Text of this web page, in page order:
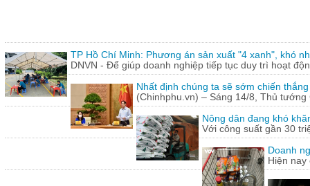
TP Hồ Chí Minh: Phương án sản xuất "4 xanh", khó
DNVN - Để giúp doanh nghiệp tiếp tục duy trì hoạt
Nhất định chúng ta sẽ sớm chiến
(Chinhphu.vn) – Sáng 14/8, Thủ
Nông dân đang khó
Với công suất gần 30
Doanh
Hiện